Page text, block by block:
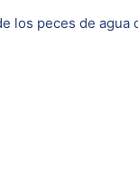
los peces de agua